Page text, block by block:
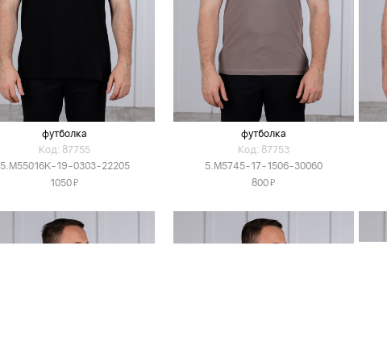
футболка
Код: 87755
5.M55016K-19-0303-22205
1050Я
футболка
Код: 87753
5.M5745-17-1506-30060
800Я